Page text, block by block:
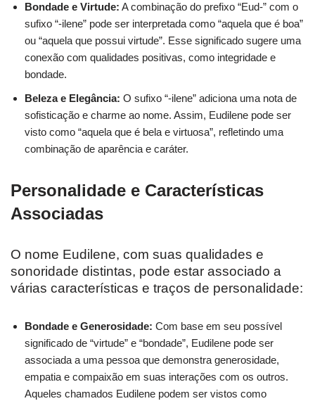
Bondade e Virtude: A combinação do prefixo “Eud-” com o
sufixo “-ilene” pode ser interpretada como “aquela que é boa”
ou “aquela que possui virtude”. Esse significado sugere uma
conexão com qualidades positivas, como integridade e
bondade.
Beleza e Elegância: O sufixo “-ilene” adiciona uma nota de
sofisticação e charme ao nome. Assim, Eudilene pode ser
visto como “aquela que é bela e virtuosa”, refletindo uma
combinação de aparência e caráter.
Personalidade e Características
Associadas
O nome Eudilene, com suas qualidades e
sonoridade distintas, pode estar associado a
várias características e traços de personalidade:
Bondade e Generosidade: Com base em seu possível
significado de “virtude” e “bondade”, Eudilene pode ser
associada a uma pessoa que demonstra generosidade,
empatia e compaixão em suas interações com os outros.
Aqueles chamados Eudilene podem ser vistos como